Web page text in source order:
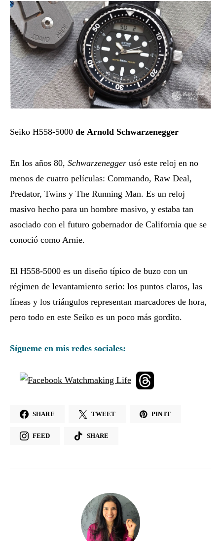
Seiko H558-5000 de Arnold Schwarzenegger
En los años 80, Schwarzenegger usó este reloj en no
menos de cuatro películas: Commando, Raw Deal,
Predator, Twins y The Running Man. Es un reloj
masivo hecho para un hombre masivo, y estaba tan
asociado con el futuro gobernador de California que se
conoció como Arnie.
El H558-5000 es un diseño típico de buzo con un
régimen de levantamiento serio: los puntos claros, las
líneas y los triángulos representan marcadores de hora,
pero todo en este Seiko es un poco más gordito.
Sígueme en mis redes sociales:
SHARE TWEET PIN IT
FEED SHARE